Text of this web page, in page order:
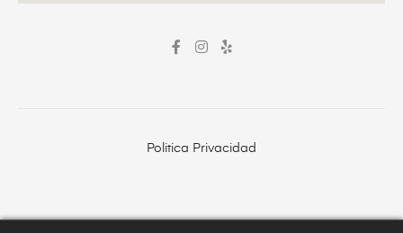
Politica Privacidad